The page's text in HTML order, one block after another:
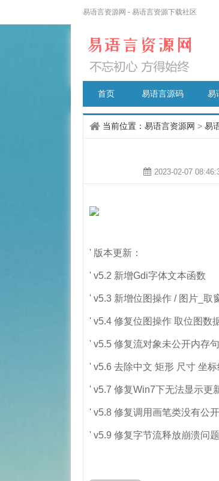
易语言资源网 - 易语言资源下载社区
首页 易语言源码 易
当前位置： 易语言资源网 > 易
2023-02-07
' 版本更新：
' v5.2 新增Gdi字体文本函数
' v5.3 新增位图操作 / 图片_取
' v5.4 修复位图操作 取位图数
' v5.5 修复流对象未公开内存
' v5.6 去除中文 矩形 尺寸 坐标
' v5.7 修复Win7下无法显示更
' v5.8 修复调用画笔类没有公开
' v5.9 修复字节流释放崩溃问